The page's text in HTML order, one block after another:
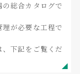
総合カタログで
が必要な工程で
下記をご覧くだ